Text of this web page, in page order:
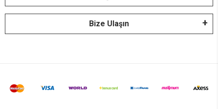
Bize Ulaşın